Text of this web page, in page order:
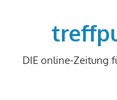
DIE online-Zeitung